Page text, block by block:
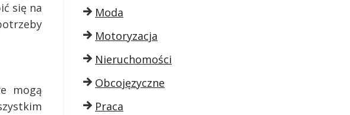
się na
mogą
Moda
Motoryzacja
Nieruchomości
Obcojęzyczne
Praca